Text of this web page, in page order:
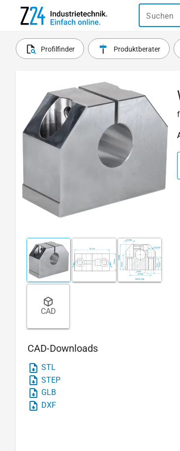
Suchen
Profilfinder Produktberater
CAD
CAD-Downloads
STL
STEP
GLB
DXF